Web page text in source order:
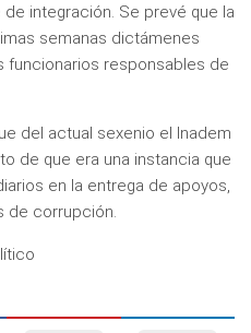
integración. Se prevé que la
semanas dictámenes
funcionarios responsables de
del actual sexenio el Inadem
de que era una instancia que
en la entrega de apoyos,
de corrupción.